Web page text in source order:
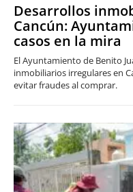
Desarrollos
Cancún:
casos en la mira
El Ayuntamiento de Benito
inmobiliarios irregulares en
evitar fraudes al comprar.